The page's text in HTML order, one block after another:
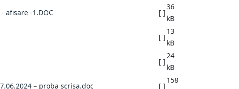
- afisare -1.DOC
[ ]
36
kB
[ ]
13
kB
[ ]
24
kB
– proba scrisa.doc
[ ]
158